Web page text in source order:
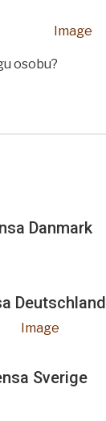
osobu?
Danmark
Deutschland
Sverige